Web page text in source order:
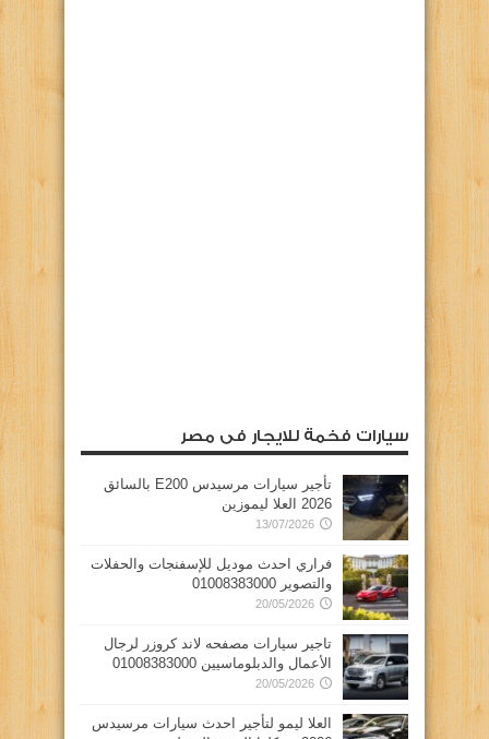
سيارات فخمة للايجار فى مصر
تأجير سيارات مرسيدس E200 بالسائق
2026 العلا ليموزين
13/07/2026
فراري احدث موديل للإسفنجات والحفلات
والتصوير 01008383000
20/05/2026
تاجير سيارات مصفحه لاند كروزر لرجال
الأعمال والدبلوماسيين 01008383000
20/05/2026
العلا ليمو لتأجير احدث سيارات مرسيدس